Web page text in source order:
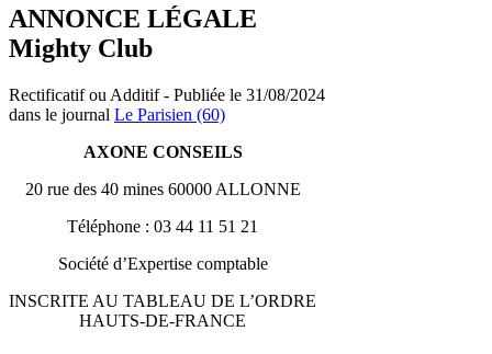
ANNONCE LÉGALE
Mighty Club
Rectificatif ou Additif - Publiée le 31/08/2024
dans le journal Le Parisien (60)
AXONE CONSEILS
20 rue des 40 mines 60000 ALLONNE
Téléphone : 03 44 11 51 21
Société d’Expertise comptable
INSCRITE AU TABLEAU DE L’ORDRE
HAUTS-DE-FRANCE